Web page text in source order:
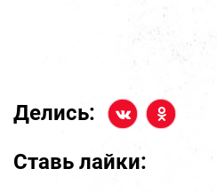
Делись:
Ставь лайки: